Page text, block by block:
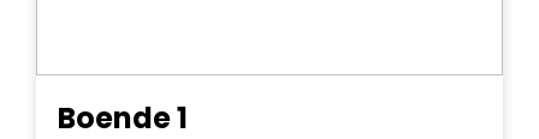
Boende 1